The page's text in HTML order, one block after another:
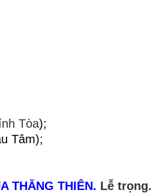
Tòa);
Tâm);
THĂNG THIÊN. Lễ trọng.